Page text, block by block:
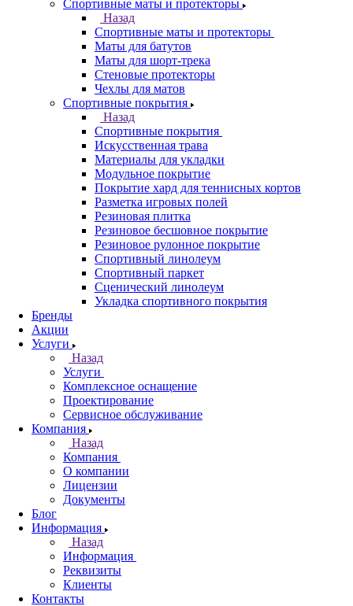
Спортивные маты и протекторы
Назад
Спортивные маты и протекторы
Маты для батутов
Маты для шорт-трека
Стеновые протекторы
Чехлы для матов
Спортивные покрытия
Назад
Спортивные покрытия
Искусственная трава
Материалы для укладки
Модульное покрытие
Покрытие хард для теннисных кортов
Разметка игровых полей
Резиновая плитка
Резиновое бесшовное покрытие
Резиновое рулонное покрытие
Спортивный линолеум
Спортивный паркет
Сценический линолеум
Укладка спортивного покрытия
Бренды
Акции
Услуги
Назад
Услуги
Комплексное оснащение
Проектирование
Сервисное обслуживание
Компания
Назад
Компания
О компании
Лицензии
Документы
Блог
Информация
Назад
Информация
Реквизиты
Клиенты
Контакты